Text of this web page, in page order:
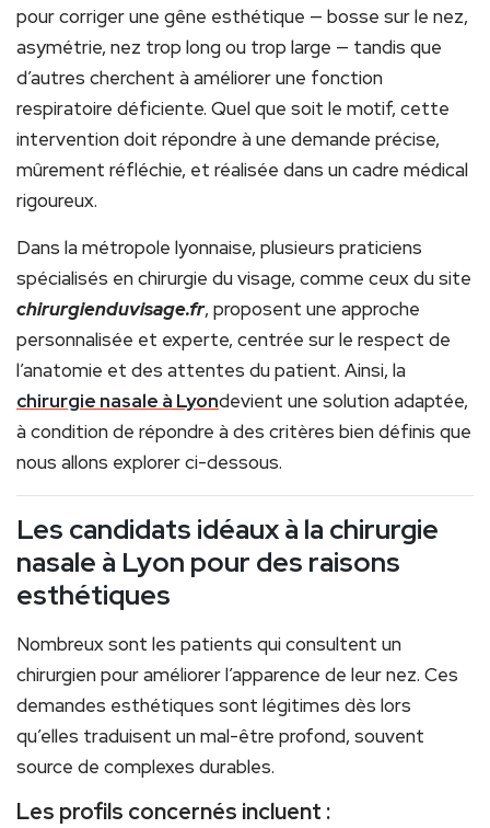
pour corriger une gêne esthétique — bosse sur le nez,
asymétrie, nez trop long ou trop large — tandis que
d’autres cherchent à améliorer une fonction
respiratoire déficiente. Quel que soit le motif, cette
intervention doit répondre à une demande précise,
mûrement réfléchie, et réalisée dans un cadre médical
rigoureux.
Dans la métropole lyonnaise, plusieurs praticiens
spécialisés en chirurgie du visage, comme ceux du site
chirurgienduvisage.fr, proposent une approche
personnalisée et experte, centrée sur le respect de
l’anatomie et des attentes du patient. Ainsi, la
chirurgie nasale à Lyondevient une solution adaptée,
à condition de répondre à des critères bien définis que
nous allons explorer ci-dessous.
Les candidats idéaux à la chirurgie
nasale à Lyon pour des raisons
esthétiques
Nombreux sont les patients qui consultent un
chirurgien pour améliorer l’apparence de leur nez. Ces
demandes esthétiques sont légitimes dès lors
qu’elles traduisent un mal-être profond, souvent
source de complexes durables.
Les profils concernés incluent :